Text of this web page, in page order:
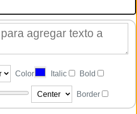
Color Italic Bold
Border